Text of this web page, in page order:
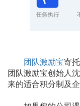
团队激励宝寄
团队激励宝创始人
来的适合积分制及